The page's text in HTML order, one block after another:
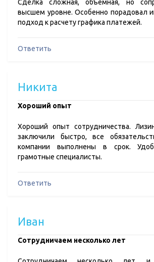
Сделка сложная, объемная, но
высшем уровне. Особенно порадовал
подход к расчету графика платежей.
Ответить
Никита
​Хороший опыт
Хороший опыт сотрудничества.
заключили быстро, все
компании выполнены в срок.
грамотные специалисты.
Ответить
Иван
​Сотрудничаем несколько лет